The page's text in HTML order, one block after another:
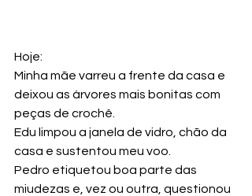
Hoje:
Minha mãe varreu a frente da casa e
deixou as árvores mais bonitas com
peças de crochê.
Edu limpou a janela de vidro, chão da
casa e sustentou meu voo.
Pedro etiquetou boa parte das
miudezas e, vez ou outra, questionou